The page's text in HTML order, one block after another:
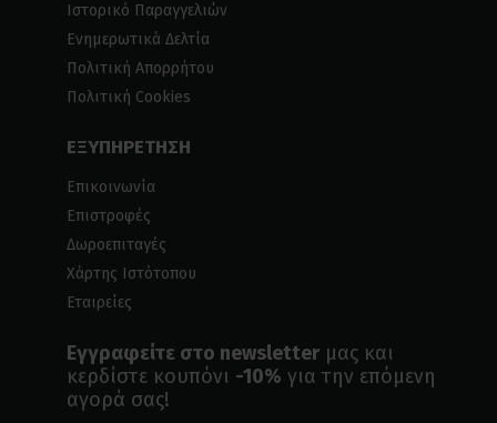
Ιστορικό Παραγγελιών
Ενημερωτικά Δελτία
Πολιτική Απορρήτου
Πολιτική Cookies
ΕΞΥΠΗΡΕΤΗΣΗ
Επικοινωνία
Επιστροφές
Δωροεπιταγές
Χάρτης Ιστότοπου
Εταιρείες
Εγγραφείτε στο newsletter μας και
κερδίστε κουπόνι -10% για την επόμενη
αγορά σας!